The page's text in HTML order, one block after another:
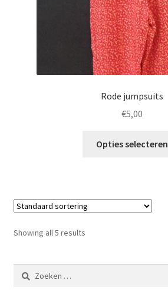
Rode jumpsuits
€5,00
Opties selecteren
Showing all 5 results
Zoeken
naar: